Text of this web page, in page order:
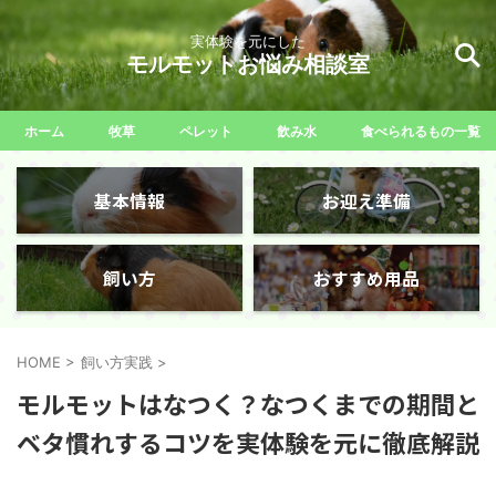
実体験を元にした
モルモットお悩み相談室
ホーム 牧草 ペレット 飲み水 食べられるもの一覧
基本情報 お迎え準備
飼い方 おすすめ用品
HOME > 飼い方実践 >
モルモットはなつく？なつくまでの期間と
ベタ慣れするコツを実体験を元に徹底解説